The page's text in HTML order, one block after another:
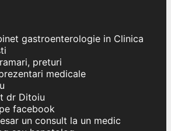
gastroenterologie in Clinica
preturi
medicale
dr Ditoiu
facebook
un consult la un medic